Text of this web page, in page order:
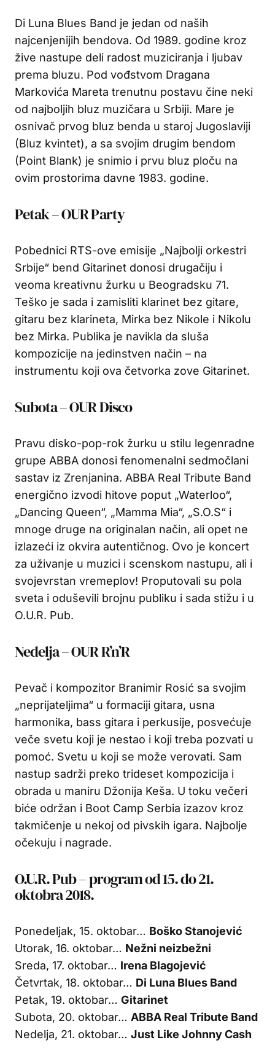
Di Luna Blues Band je jedan od naših
najcenjenijih bendova. Od 1989. godine kroz
žive nastupe deli radost muziciranja i ljubav
prema bluzu. Pod vođstvom Dragana
Markovića Mareta trenutnu postavu čine neki
od najboljih bluz muzičara u Srbiji. Mare je
osnivač prvog bluz benda u staroj Jugoslaviji
(Bluz kvintet), a sa svojim drugim bendom
(Point Blank) je snimio i prvu bluz ploču na
ovim prostorima davne 1983. godine.
Petak – OUR Party
Pobednici RTS-ove emisije „Najbolji orkestri
Srbije“ bend Gitarinet donosi drugačiju i
veoma kreativnu žurku u Beogradsku 71.
Teško je sada i zamisliti klarinet bez gitare,
gitaru bez klarineta, Mirka bez Nikole i Nikolu
bez Mirka. Publika je navikla da sluša
kompozicije na jedinstven način – na
instrumentu koji ova četvorka zove Gitarinet.
Subota – OUR Disco
Pravu disko-pop-rok žurku u stilu legenradne
grupe ABBA donosi fenomenalni sedmočlani
sastav iz Zrenjanina. ABBA Real Tribute Band
energično izvodi hitove poput „Waterloo“,
„Dancing Queen“, „Mamma Mia“, „S.O.S“ i
mnoge druge na originalan način, ali opet ne
izlazeći iz okvira autentičnog. Ovo je koncert
za uživanje u muzici i scenskom nastupu, ali i
svojevrstan vremeplov! Proputovali su pola
sveta i oduševili brojnu publiku i sada stižu i u
O.U.R. Pub.
Nedelja – OUR R’n’R
Pevač i kompozitor Branimir Rosić sa svojim
„neprijateljima“ u formaciji gitara, usna
harmonika, bass gitara i perkusije, posvećuje
veče svetu koji je nestao i koji treba pozvati u
pomoć. Svetu u koji se može verovati. Sam
nastup sadrži preko trideset kompozicija i
obrada u maniru Džonija Keša. U toku večeri
biće održan i Boot Camp Serbia izazov kroz
takmičenje u nekoj od pivskih igara. Najbolje
očekuju i nagrade.
O.U.R. Pub – program od 15. do 21.
oktobra 2018.
Ponedeljak, 15. oktobar… Boško Stanojević
Utorak, 16. oktobar… Nežni neizbežni
Sreda, 17. oktobar… Irena Blagojević
Četvrtak, 18. oktobar… Di Luna Blues Band
Petak, 19. oktobar… Gitarinet
Subota, 20. oktobar… ABBA Real Tribute Band
Nedelja, 21. oktobar… Just Like Johnny Cash